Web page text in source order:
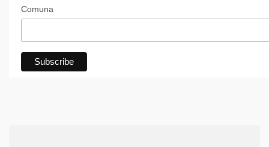
Comuna